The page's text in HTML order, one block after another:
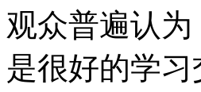
观众普遍认
是很好的学